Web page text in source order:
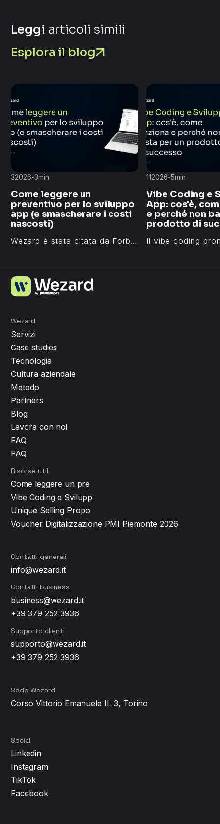
Leggi articoli simili
Esplora il blog
32026-3min
Come leggere un
preventivo per lo sviluppo
app (e smascherare i costi
nascosti)
Wezard è stata citata da Forbes Italia, Il Sole 24 Ore, Corriere della Sera e La Stampa per i prodotti digitali sviluppati e per il suo impatto nel settore edtech e tecnologico italiano. Ecco le principali menzioni media dal 2018 ad oggi.
112026-5min
Vibe Coding e
App: cos'è,
e perché non
prodotto di
Wezard
Servizi
Case studies
Tecnologia
Cultura aziendale
Metodo
Partners
Blog
Lavora con noi
FAQ
FAQ
Risorse utili
Voucher Digitalizzazione PMI Piemonte 2026
Contatti generali
info@wezard.it
Contatti business
business@wezard.it
+39 379 252 3936
Supporto clienti
supporto@wezard.it
+39 379 252 3936
Sede Wezard
Corso Vittorio Emanuele II, 3, Torino
Social
Linkedin
Instagram
TikTok
Facebook